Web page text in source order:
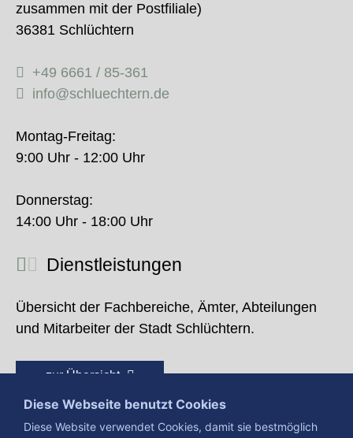
zusammen mit der Postfiliale)
36381 Schlüchtern
+49 6661 / 85-361
info@schluechtern.de
Montag-Freitag:
9:00 Uhr - 12:00 Uhr
Donnerstag:
14:00 Uhr - 18:00 Uhr
Dienstleistungen
Übersicht der Fachbereiche, Ämter, Abteilungen
und Mitarbeiter der Stadt Schlüchtern.
zur Übersicht
Diese Webseite benutzt Cookies
Diese Website verwendet Cookies, damit sie bestmöglich